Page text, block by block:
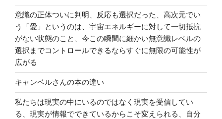
意識の正体ついに判明、反応も選択だった、高次元でい
う「愛」というのは、宇宙エネルギーに対して一切抵抗
がない状態のこと、今この瞬間に細かい無意識レベルの
選択までコントロールできるならすぐに無限の可能性が
広がる
キャンベルさんの本の違い
私たちは現実の中にいるのではなく現実を受信してい
る、現実が情報でできているからこそ変えられる、自分